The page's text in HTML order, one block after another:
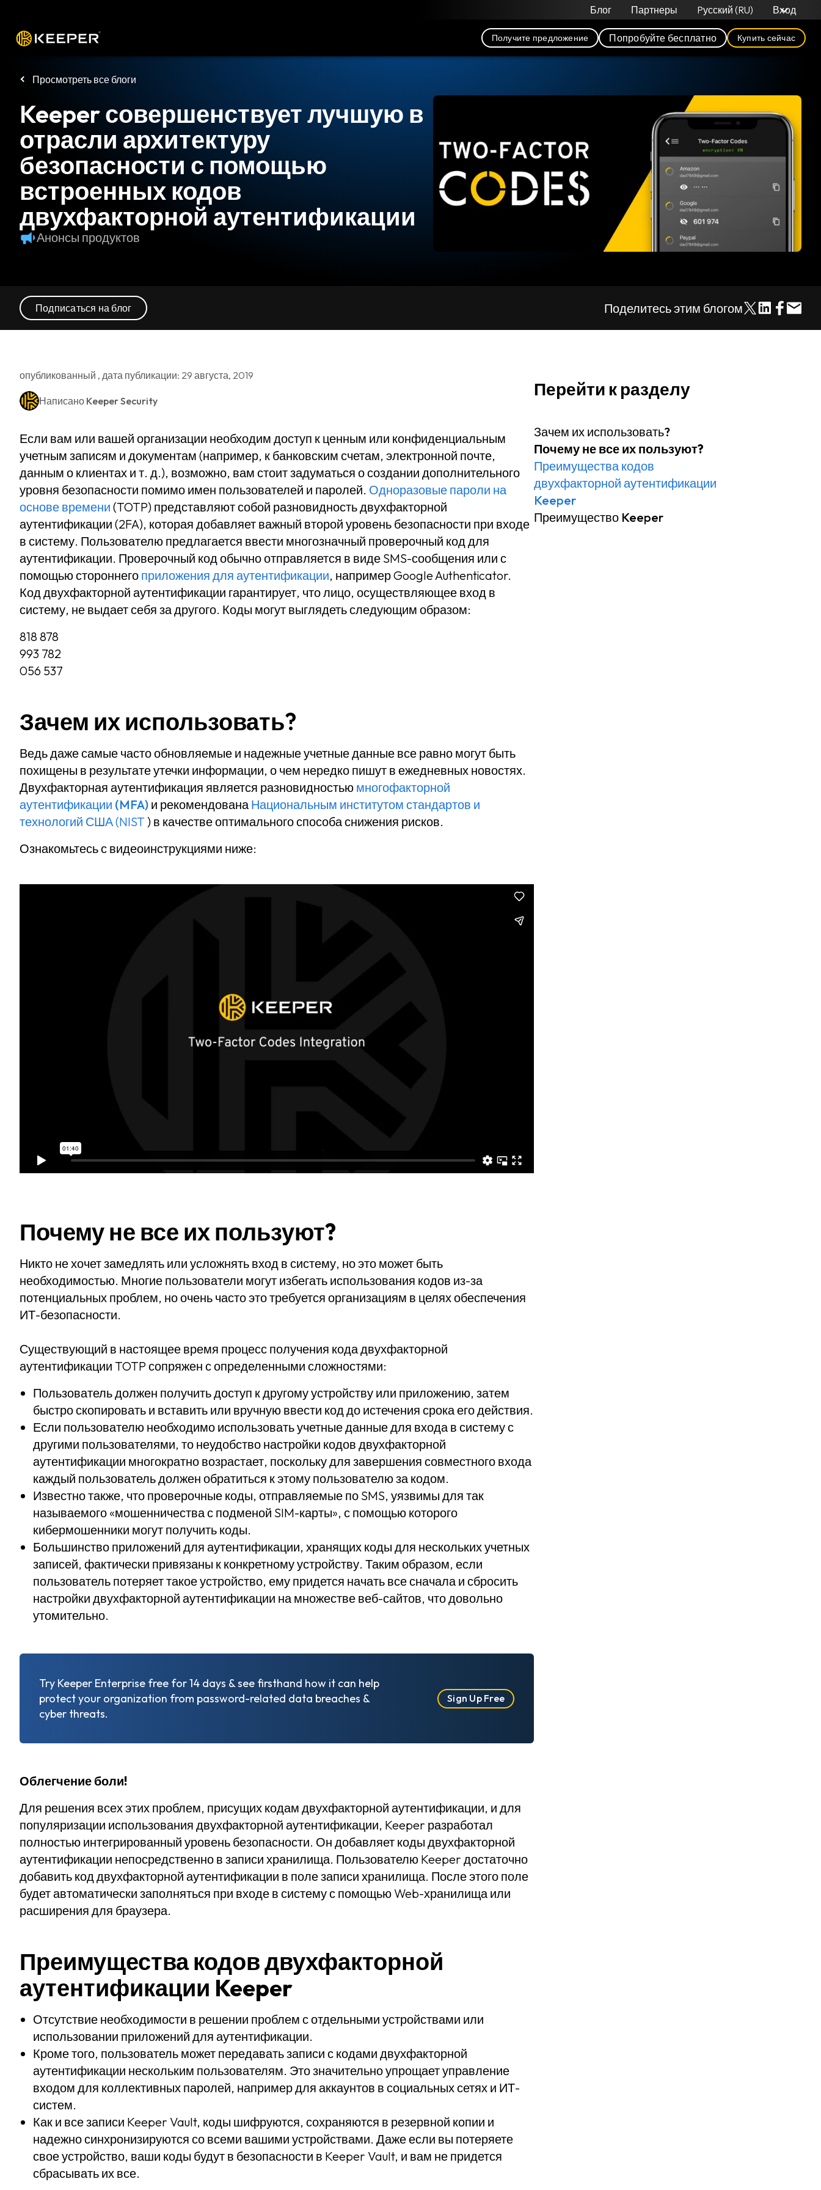
Блог Партнеры Pусский (RU) Вход
Получите предложение Попробуйте бесплатно Купить сейчас
Просмотреть все блоги
Keeper совершенствует лучшую в
отрасли архитектуру
безопасности с помощью
встроенных кодов
двухфакторной аутентификации
Анонсы продуктов
Подписаться на блог Поделитесь этим блогом
опубликованный , дата публикации: 29 августа, 2019
Написано Keeper Security
Если вам или вашей организации необходим доступ к ценным или конфиденциальным
учетным записям и документам (например, к банковским счетам, электронной почте,
данным о клиентах и т. д.), возможно, вам стоит задуматься о создании дополнительного
уровня безопасности помимо имен пользователей и паролей. Одноразовые пароли на
основе времени (TOTP) представляют собой разновидность двухфакторной
аутентификации (2FA), которая добавляет важный второй уровень безопасности при входе
в систему. Пользователю предлагается ввести многозначный проверочный код для
аутентификации. Проверочный код обычно отправляется в виде SMS-сообщения или с
помощью стороннего приложения для аутентификации, например Google Authenticator.
Код двухфакторной аутентификации гарантирует, что лицо, осуществляющее вход в
систему, не выдает себя за другого. Коды могут выглядеть следующим образом:
818 878
993 782
056 537
Зачем их использовать?
Ведь даже самые часто обновляемые и надежные учетные данные все равно могут быть
похищены в результате утечки информации, о чем нередко пишут в ежедневных новостях.
Двухфакторная аутентификация является разновидностью многофакторной
аутентификации (MFA) и рекомендованаНациональным институтом стандартов и
технологий США (NIST ) в качестве оптимального способа снижения рисков.
Ознакомьтесь с видеоинструкциями ниже:
Почему не все их пользуют?
Никто не хочет замедлять или усложнять вход в систему, но это может быть
необходимостью. Многие пользователи могут избегать использования кодов из-за
потенциальных проблем, но очень часто это требуется организациям в целях обеспечения
ИТ-безопасности.
Существующий в настоящее время процесс получения кода двухфакторной
аутентификации TOTP сопряжен с определенными сложностями:
Пользователь должен получить доступ к другому устройству или приложению, затем
быстро скопировать и вставить или вручную ввести код до истечения срока его действия.
Если пользователю необходимо использовать учетные данные для входа в систему с
другими пользователями, то неудобство настройки кодов двухфакторной
аутентификации многократно возрастает, поскольку для завершения совместного входа
каждый пользователь должен обратиться к этому пользователю за кодом.
Известно также, что проверочные коды, отправляемые по SMS, уязвимы для так
называемого «мошенничества с подменой SIM-карты», с помощью которого
кибермошенники могут получить коды.
Большинство приложений для аутентификации, хранящих коды для нескольких учетных
записей, фактически привязаны к конкретному устройству. Таким образом, если
пользователь потеряет такое устройство, ему придется начать все сначала и сбросить
настройки двухфакторной аутентификации на множестве веб-сайтов, что довольно
утомительно.
Try Keeper Enterprise free for 14 days & see firsthand how it can help
protect your organization from password-related data breaches &
cyber threats.
Sign Up Free
Облегчение боли!
Для решения всех этих проблем, присущих кодам двухфакторной аутентификации, и для
популяризации использования двухфакторной аутентификации, Keeper разработал
полностью интегрированный уровень безопасности. Он добавляет коды двухфакторной
аутентификации непосредственно в записи хранилища. Пользователю Keeper достаточно
добавить код двухфакторной аутентификации в поле записи хранилища. После этого поле
будет автоматически заполняться при входе в систему с помощью Web-хранилища или
расширения для браузера.
Преимущества кодов двухфакторной
аутентификации Keeper
Отсутствие необходимости в решении проблем с отдельными устройствами или
использовании приложений для аутентификации.
Кроме того, пользователь может передавать записи с кодами двухфакторной
аутентификации нескольким пользователям. Это значительно упрощает управление
входом для коллективных паролей, например для аккаунтов в социальных сетях и ИТ-
систем.
Как и все записи Keeper Vault, коды шифруются, сохраняются в резервной копии и
надежно синхронизируются со всеми вашими устройствами. Даже если вы потеряете
свое устройство, ваши коды будут в безопасности в Keeper Vault, и вам не придется
сбрасывать их все.
Перейти к разделу
Зачем их использовать?
Почему не все их пользуют?
Преимущества кодов
двухфакторной аутентификации
Keeper
Преимущество Keeper